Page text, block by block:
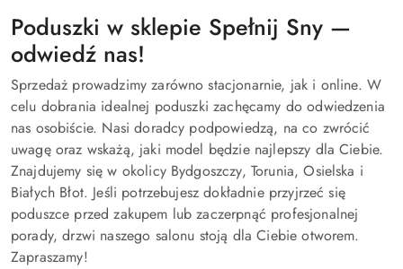
Poduszki w sklepie Spełnij Sny —
odwiedź nas!
Sprzedaż prowadzimy zarówno stacjonarnie, jak i online. W
celu dobrania idealnej poduszki zachęcamy do odwiedzenia
nas osobiście. Nasi doradcy podpowiedzą, na co zwrócić
uwagę oraz wskażą, jaki model będzie najlepszy dla Ciebie.
Znajdujemy się w okolicy Bydgoszczy, Torunia, Osielska i
Białych Błot. Jeśli potrzebujesz dokładnie przyjrzeć się
poduszce przed zakupem lub zaczerpnąć profesjonalnej
porady, drzwi naszego salonu stoją dla Ciebie otworem.
Zapraszamy!